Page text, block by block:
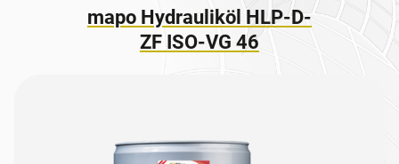
mapo Hydrauliköl HLP-D-
ZF ISO-VG 46